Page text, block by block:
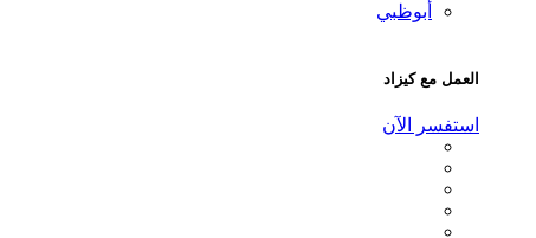
أبوظبي
العمل مع كيزاد
استفسر الآن